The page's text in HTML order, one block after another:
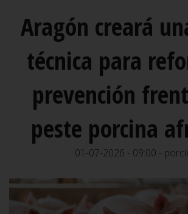
Aragón creará
técnica para
prevención
peste porcina
01-07-2026 - 09:00 -